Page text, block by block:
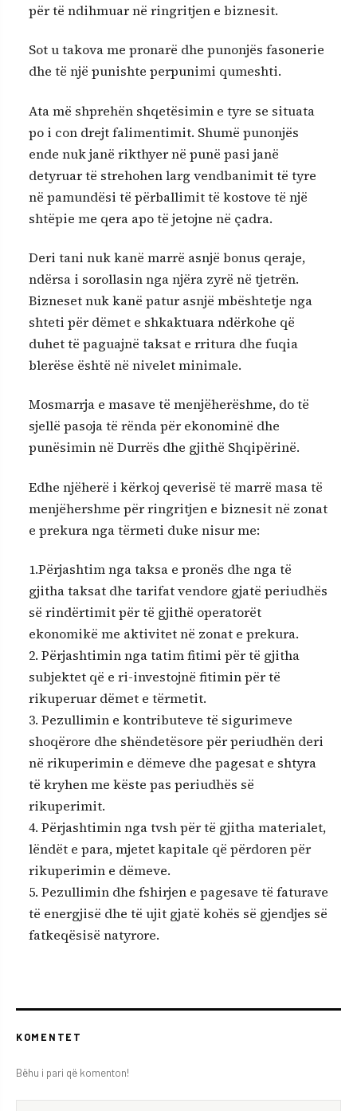
për të ndihmuar në ringritjen e biznesit.
Sot u takova me pronarë dhe punonjës fasonerie
dhe të një punishte perpunimi qumeshti.
Ata më shprehën shqetësimin e tyre se situata
po i con drejt falimentimit. Shumë punonjës
ende nuk janë rikthyer në punë pasi janë
detyruar të strehohen larg vendbanimit të tyre
në pamundësi të përballimit të kostove të një
shtëpie me qera apo të jetojne në çadra.
Deri tani nuk kanë marrë asnjë bonus qeraje,
ndërsa i sorollasin nga njëra zyrë në tjetrën.
Bizneset nuk kanë patur asnjë mbështetje nga
shteti për dëmet e shkaktuara ndërkohe që
duhet të paguajnë taksat e rritura dhe fuqia
blerëse është në nivelet minimale.
Mosmarrja e masave të menjëherëshme, do të
sjellë pasoja të rënda për ekonominë dhe
punësimin në Durrës dhe gjithë Shqipërinë.
Edhe njëherë i kërkoj qeverisë të marrë masa të
menjëhershme për ringritjen e biznesit në zonat
e prekura nga tërmeti duke nisur me:
1.Përjashtim nga taksa e pronës dhe nga të
gjitha taksat dhe tarifat vendore gjatë periudhës
së rindërtimit për të gjithë operatorët
ekonomikë me aktivitet në zonat e prekura.
2. Përjashtimin nga tatim fitimi për të gjitha
subjektet që e ri-investojnë fitimin për të
rikuperuar dëmet e tërmetit.
3. Pezullimin e kontributeve të sigurimeve
shoqërore dhe shëndetësore për periudhën deri
në rikuperimin e dëmeve dhe pagesat e shtyra
të kryhen me këste pas periudhës së
rikuperimit.
4. Përjashtimin nga tvsh për të gjitha materialet,
lëndët e para, mjetet kapitale që përdoren për
rikuperimin e dëmeve.
5. Pezullimin dhe fshirjen e pagesave të faturave
të energjisë dhe të ujit gjatë kohës së gjendjes së
fatkeqësisë natyrore.
KOMENTET
Bëhu i pari që komenton!